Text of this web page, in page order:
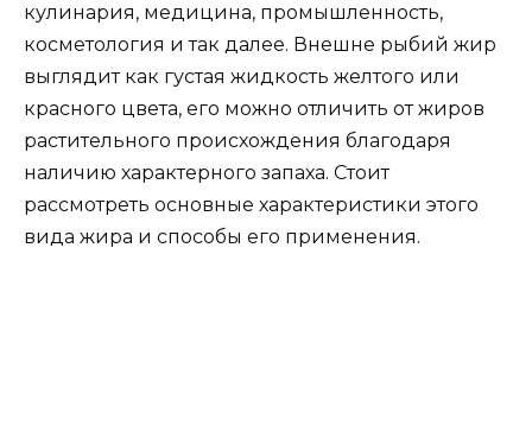
кулинария, медицина, промышленность,
косметология и так далее. Внешне рыбий жир
выглядит как густая жидкость желтого или
красного цвета, его можно отличить от жиров
растительного происхождения благодаря
наличию характерного запаха. Стоит
рассмотреть основные характеристики этого
вида жира и способы его применения.